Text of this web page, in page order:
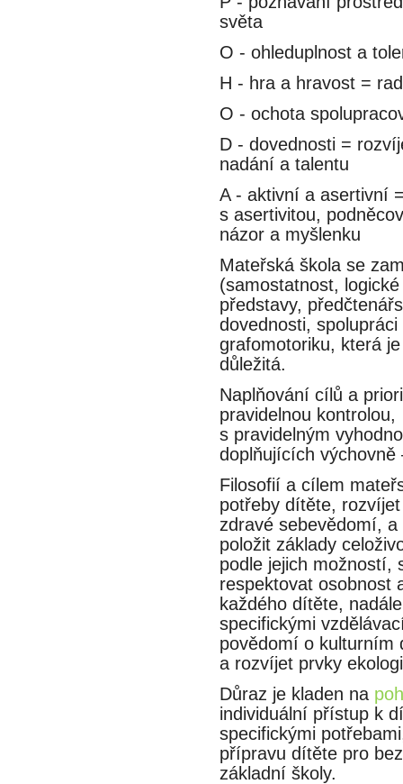
světa
O - ohleduplnost a
H - hra a hravost =
O - ochota
D - dovednosti =
nadání a talentu
A - aktivní a asertivní
s asertivitou,
názor a myšlenku
Mateřská škola se
(samostatnost,
představy,
dovednosti,
grafomotoriku, která
důležitá.
Naplňování cílů a
pravidelnou kontrolou,
s pravidelným
doplňujících
Filosofií a cílem
potřeby dítěte,
zdravé sebevědomí,
položit základy
podle jejich možností,
respektovat osobnost
každého dítěte,
specifickými
povědomí o kulturním
a rozvíjet prvky
Důraz je kladen na
individuální přístup k
specifickými
přípravu dítěte pro
základní školy.